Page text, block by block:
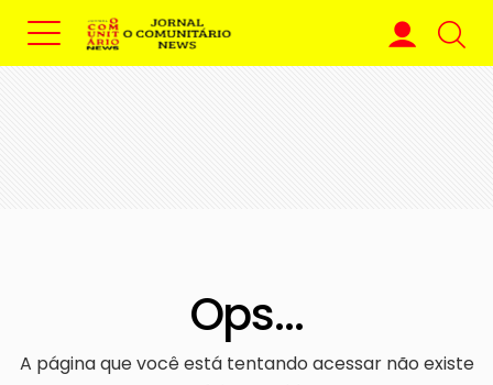
Ops...
A página que você está tentando acessar não existe